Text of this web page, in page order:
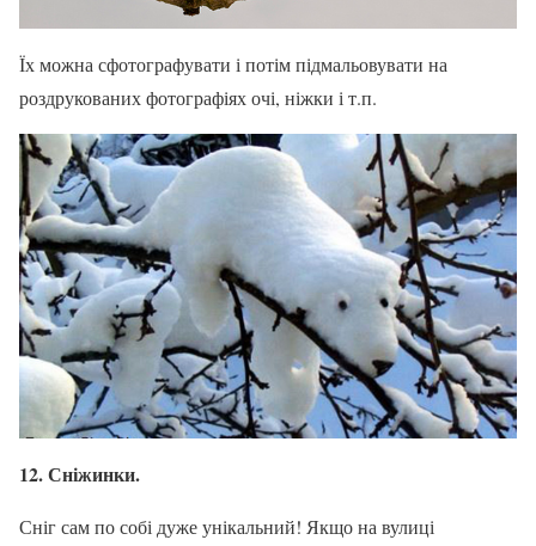
Їх можна сфотографувати і потім підмальовувати на
роздрукованих фотографіях очі, ніжки і т.п.
12. Сніжинки.
Сніг сам по собі дуже унікальний! Якщо на вулиці